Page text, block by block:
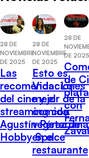
28 DE
NOVIEMBRE
DE 2025
Las
recomendaciones
del cine y el
streaming con
Agustín Pérez de
Hobby Space
28 DE
NOVIEMBRE
DE 2025
Esto es
Vida: Lo
mejor de la
comida
vegetariana
en el
restaurante
28 DE
DE 2025
de
con